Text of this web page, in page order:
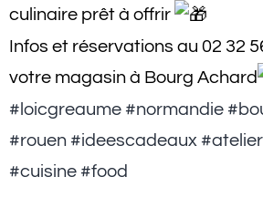
culinaire prêt à offrir
Infos et réservations au 02 32
votre magasin à Bourg Achard
#loicgreaume #normandie
#rouen #ideescadeaux
#cuisine #food